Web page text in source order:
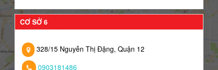
CƠ SỞ 6
328/15 Nguyễn Thị Đặng, Quận 12
0903181486